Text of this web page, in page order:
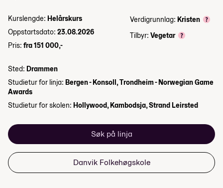
Kurslengde: Helårskurs
Oppstartsdato: 23.08.2026
Pris: fra 151 000,-
Verdigrunnlag: Kristen
Tilbyr: Vegetar
Sted: Drammen
Studietur for linja: Bergen - Konsoll, Trondheim - Norwegian Game
Awards
Studietur for skolen: Hollywood, Kambodsja, Strand Leirsted
Søk på linja
Danvik Folkehøgskole